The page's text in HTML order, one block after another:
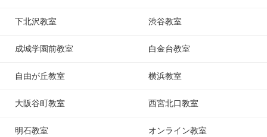
下北沢教室 渋谷教室
成城学園前教室 白金台教室
自由が丘教室 横浜教室
大阪谷町教室 西宮北口教室
明石教室 オンライン教室